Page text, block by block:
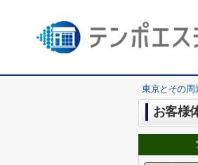
東京とその周
お客様